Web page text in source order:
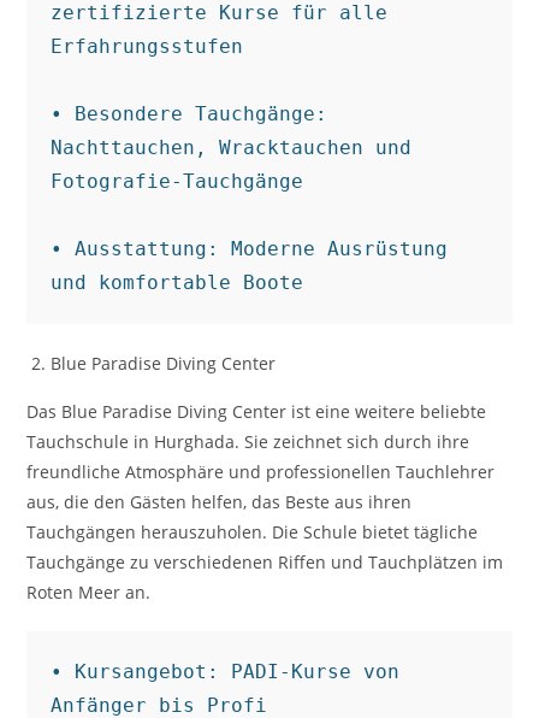
zertifizierte Kurse für alle
Erfahrungsstufen
• Besondere Tauchgänge:
Nachttauchen, Wracktauchen und
Fotografie-Tauchgänge
• Ausstattung: Moderne Ausrüstung
und komfortable Boote
Blue Paradise Diving Center
Das Blue Paradise Diving Center ist eine weitere beliebte
Tauchschule in Hurghada. Sie zeichnet sich durch ihre
freundliche Atmosphäre und professionellen Tauchlehrer
aus, die den Gästen helfen, das Beste aus ihren
Tauchgängen herauszuholen. Die Schule bietet tägliche
Tauchgänge zu verschiedenen Riffen und Tauchplätzen im
Roten Meer an.
• Kursangebot: PADI-Kurse von
Anfänger bis Profi